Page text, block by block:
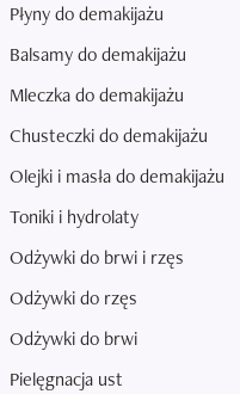
Płyny do demakijażu
Balsamy do demakijażu
Mleczka do demakijażu
Chusteczki do demakijażu
Olejki i masła do demakijażu
Toniki i hydrolaty
Odżywki do brwi i rzęs
Odżywki do rzęs
Odżywki do brwi
Pielęgnacja ust